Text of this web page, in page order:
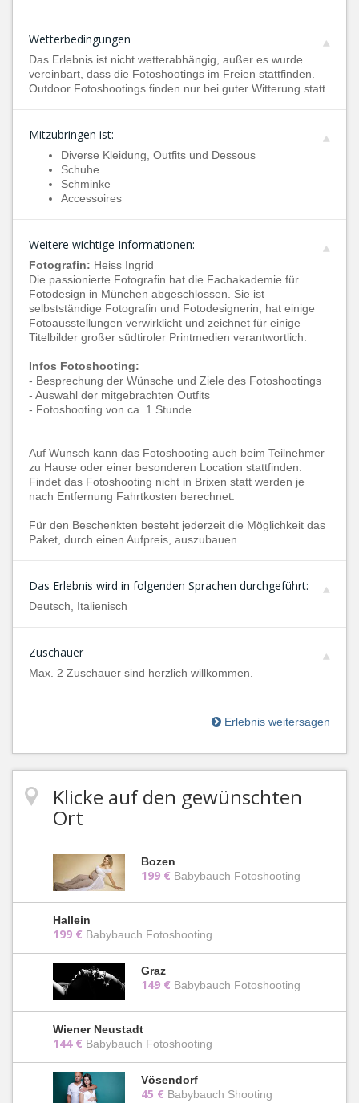
Wetterbedingungen
Das Erlebnis ist nicht wetterabhängig, außer es wurde
vereinbart, dass die Fotoshootings im Freien stattfinden.
Outdoor Fotoshootings finden nur bei guter Witterung statt.
Mitzubringen ist:
Diverse Kleidung, Outfits und Dessous
Schuhe
Schminke
Accessoires
Weitere wichtige Informationen:
Fotografin: Heiss Ingrid
Die passionierte Fotografin hat die Fachakademie für
Fotodesign in München abgeschlossen. Sie ist
selbstständige Fotografin und Fotodesignerin, hat einige
Fotoausstellungen verwirklicht und zeichnet für einige
Titelbilder großer südtiroler Printmedien verantwortlich.
Infos Fotoshooting:
- Besprechung der Wünsche und Ziele des Fotoshootings
- Auswahl der mitgebrachten Outfits
- Fotoshooting von ca. 1 Stunde
Auf Wunsch kann das Fotoshooting auch beim Teilnehmer
zu Hause oder einer besonderen Location stattfinden.
Findet das Fotoshooting nicht in Brixen statt werden je
nach Entfernung Fahrtkosten berechnet.
Für den Beschenkten besteht jederzeit die Möglichkeit das
Paket, durch einen Aufpreis, auszubauen.
Das Erlebnis wird in folgenden Sprachen durchgeführt:
Deutsch, Italienisch
Zuschauer
Max. 2 Zuschauer sind herzlich willkommen.
Erlebnis weitersagen
Klicke auf den gewünschten
Ort
Bozen
199 € Babybauch Fotoshooting
Hallein
199 € Babybauch Fotoshooting
Graz
149 € Babybauch Fotoshooting
Wiener Neustadt
144 € Babybauch Fotoshooting
Vösendorf
45 € Babybauch Shooting